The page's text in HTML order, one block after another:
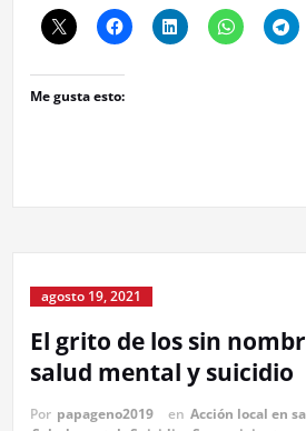
Me gusta esto:
agosto 19, 2021
El grito de los sin
salud mental y suicidio
Por papageno2019 en Acción local en